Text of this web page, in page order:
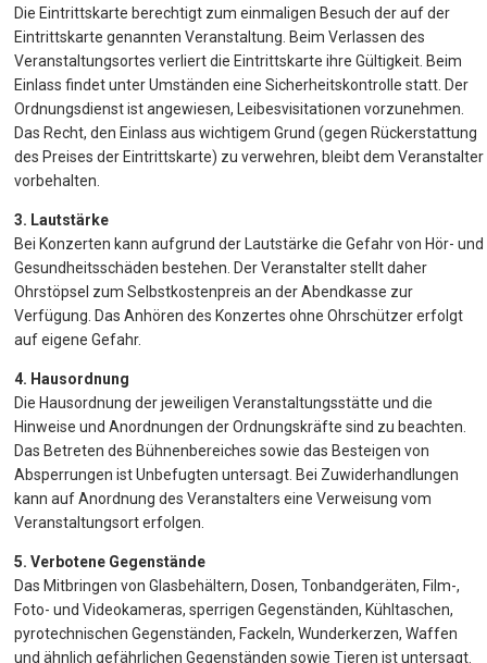
Die Eintrittskarte berechtigt zum einmaligen Besuch der auf der
Eintrittskarte genannten Veranstaltung. Beim Verlassen des
Veranstaltungsortes verliert die Eintrittskarte ihre Gültigkeit. Beim
Einlass findet unter Umständen eine Sicherheitskontrolle statt. Der
Ordnungsdienst ist angewiesen, Leibesvisitationen vorzunehmen.
Das Recht, den Einlass aus wichtigem Grund (gegen Rückerstattung
des Preises der Eintrittskarte) zu verwehren, bleibt dem Veranstalter
vorbehalten.
3. Lautstärke
Bei Konzerten kann aufgrund der Lautstärke die Gefahr von Hör- und
Gesundheitsschäden bestehen. Der Veranstalter stellt daher
Ohrstöpsel zum Selbstkostenpreis an der Abendkasse zur
Verfügung. Das Anhören des Konzertes ohne Ohrschützer erfolgt
auf eigene Gefahr.
4. Hausordnung
Die Hausordnung der jeweiligen Veranstaltungsstätte und die
Hinweise und Anordnungen der Ordnungskräfte sind zu beachten.
Das Betreten des Bühnenbereiches sowie das Besteigen von
Absperrungen ist Unbefugten untersagt. Bei Zuwiderhandlungen
kann auf Anordnung des Veranstalters eine Verweisung vom
Veranstaltungsort erfolgen.
5. Verbotene Gegenstände
Das Mitbringen von Glasbehältern, Dosen, Tonbandgeräten, Film-,
Foto- und Videokameras, sperrigen Gegenständen, Kühltaschen,
pyrotechnischen Gegenständen, Fackeln, Wunderkerzen, Waffen
und ähnlich gefährlichen Gegenständen sowie Tieren ist untersagt.